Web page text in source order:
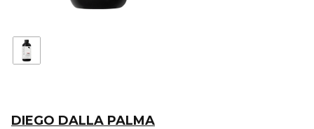
DIEGO DALLA PALMA